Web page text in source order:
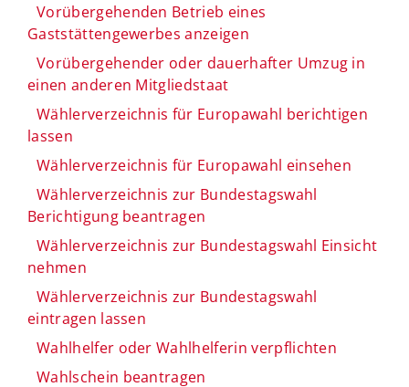
Vorübergehenden Betrieb eines
Gaststättengewerbes anzeigen
Vorübergehender oder dauerhafter Umzug in
einen anderen Mitgliedstaat
Wählerverzeichnis für Europawahl berichtigen
lassen
Wählerverzeichnis für Europawahl einsehen
Wählerverzeichnis zur Bundestagswahl
Berichtigung beantragen
Wählerverzeichnis zur Bundestagswahl Einsicht
nehmen
Wählerverzeichnis zur Bundestagswahl
eintragen lassen
Wahlhelfer oder Wahlhelferin verpflichten
Wahlschein beantragen